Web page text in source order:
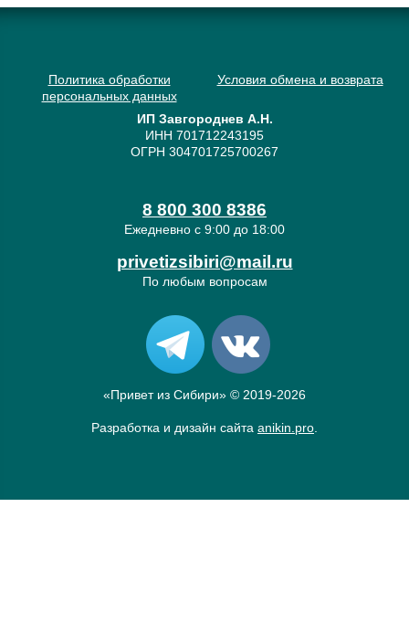
Политика обработки
персональных данных
Условия обмена и возврата
ИП Завгороднев А.Н.
ИНН 701712243195
ОГРН 304701725700267
8 800 300 8386
Ежедневно с 9:00 до 18:00
privetizsibiri@mail.ru
По любым вопросам
«Привет из Сибири» © 2019-2026
Разработка и дизайн сайта anikin.pro.